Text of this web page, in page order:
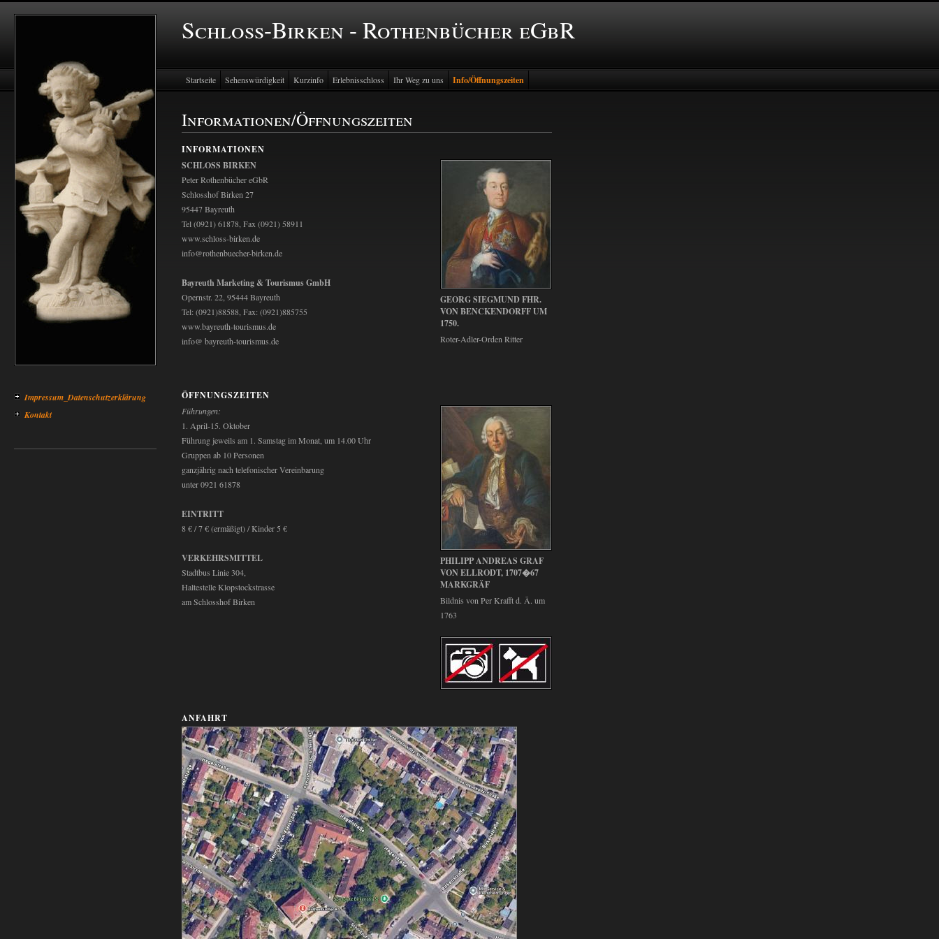
Schloss-Birken - Rothenbücher eGbR
Impressum_Datenschutzerklärung
Kontakt
Startseite Sehenswürdigkeit Kurzinfo Erlebnisschloss Ihr Weg zu uns Info/Öffnungszeiten
Informationen/Öffnungszeiten
INFORMATIONEN
GEORG SIEGMUND FHR.
VON BENCKENDORFF UM
1750.
Roter-Adler-Orden Ritter
SCHLOSS BIRKEN
Peter Rothenbücher eGbR
Schlosshof Birken 27
95447 Bayreuth
Tel (0921) 61878, Fax (0921) 58911
www.schloss-birken.de
info@rothenbuecher-birken.de
Bayreuth Marketing & Tourismus GmbH
Opernstr. 22, 95444 Bayreuth
Tel: (0921)88588, Fax: (0921)885755
www.bayreuth-tourismus.de
info@ bayreuth-tourismus.de
ÖFFNUNGSZEITEN
PHILIPP ANDREAS GRAF
VON ELLRODT, 1707�67
MARKGRÄF
Bildnis von Per Krafft d. Ä. um
1763
Führungen:
1. April-15. Oktober
Führung jeweils am 1. Samstag im Monat, um 14.00 Uhr
Gruppen ab 10 Personen
ganzjährig nach telefonischer Vereinbarung
unter 0921 61878
EINTRITT
8 € / 7 € (ermäßigt) / Kinder 5 €
VERKEHRSMITTEL
Stadtbus Linie 304,
Haltestelle Klopstockstrasse
am Schlosshof Birken
ANFAHRT